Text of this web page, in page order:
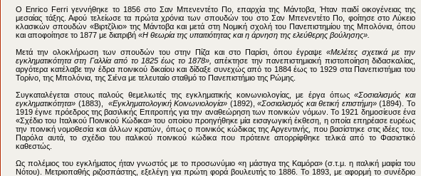
Ο Enrico Ferri γεννήθηκε το 1856 στο Σαν Μπενεντέτο Πο, επαρχία της Μάντοβα, Ήταν παιδί οικογένειας της
μεσαίας τάξης. Αφού τελείωσε τα πρώτα χρόνια των σπουδών του στο Σαν Μπενεντέτο Πο, φοίτησε στο Λύκειο
κλασικών σπουδών «Βιρτζίλιο» της Μάντοβα και μετά στη Νομική σχολή του Πανεπιστημίου της Μπολόνια, όπου
Μετά την ολοκλήρωση των σπουδών του στην Πίζα και στο Παρίσι, όπου έγραψε«Μελέτες σχετικά με την
εγκληματικότητα στη Γαλλία από το 1825 έως το 1878»,απέκτησε την πανεπιστημιακή πιστοποίηση διδασκαλίας,
αργότερα κατέλαβε την έδρα ποινικού δικαίου και δίδαξε συνεχώς από το 1884 έως το 1929 στα Πανεπιστήμια του
Συγκαταλέγεται στους ιταλούς θεμελιωτές της εγκληματικής κοινωνιολογίας, με έργα όπως«Σοσιαλισμός και
εγκληματικότητα»(1883),«Εγκληματολογική Κοινωνιολογία»(1892),«Σοσιαλισμός και θετική επιστήμη»(1894). Το
1919 έγινε πρόεδρος της βασιλικής Επιτροπής για την αναθεώρηση των ποινικών νόμων. Το 1921 δημοσίευσε ένα
«Σχέδιο του Ιταλικού Ποινικού Κώδικα» του οποίου προηγήθηκε μία εισαγωγική έκθεση, η οποία επηρέασε ευρέως
την ποινική νομοθεσία και άλλων κρατών, όπως ο ποινικός κώδικας της Αργεντινής, που βασίστηκε στις ιδέες του.
Παρόλα αυτά, το σχέδιο του ιταλικού ποινικού κώδικα που πρότεινε απορρίφθηκε τελικά από το Φασιστικό
Ως πολέμιος του εγκλήματος ήταν γνωστός με το προσωνύμιο «η μάστιγα της Καμόρα» (σ.τ.μ. η ιταλική μαφία του